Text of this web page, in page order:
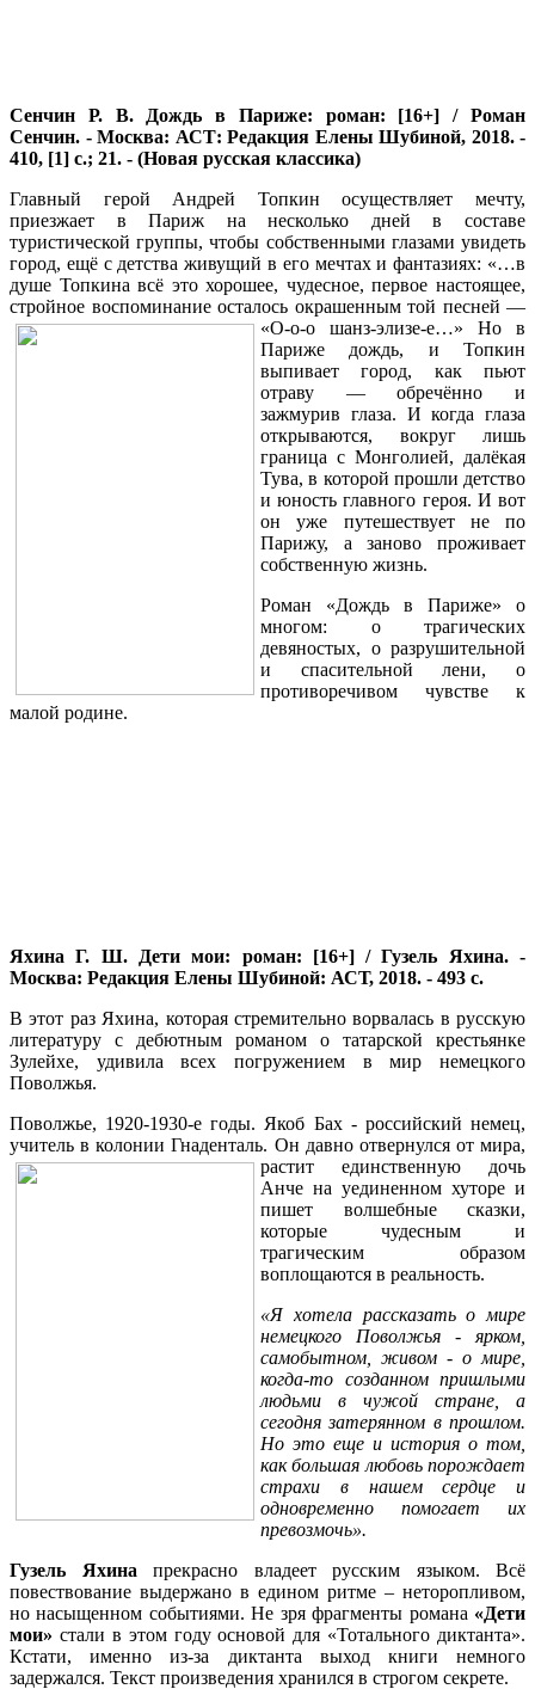
Сенчин Р. В. Дождь в Париже: роман: [16+] / Роман
Сенчин. - Москва: АСТ: Редакция Елены Шубиной, 2018. -
410, [1] с.; 21. - (Новая русская классика)
Главный герой Андрей Топкин осуществляет мечту,
приезжает в Париж на несколько дней в составе
туристической группы, чтобы собственными глазами увидеть
город, ещё с детства живущий в его мечтах и фантазиях: «…в
душе Топкина всё это хорошее, чудесное, первое настоящее,
стройное воспоминание осталось окрашенным той песней —
«О-о-о шанз-элизе-е…» Но в
Париже дождь, и Топкин
выпивает город, как пьют
отраву — обречённо и
зажмурив глаза. И когда глаза
открываются, вокруг лишь
граница с Монголией, далёкая
Тува, в которой прошли детство
и юность главного героя. И вот
он уже путешествует не по
Парижу, а заново проживает
собственную жизнь.
Роман «Дождь в Париже» о
многом: о трагических
девяностых, о разрушительной
и спасительной лени, о
противоречивом чувстве к
малой родине.
Яхина Г. Ш. Дети мои: роман: [16+] / Гузель Яхина. -
Москва: Редакция Елены Шубиной: АСТ, 2018. - 493 с.
В этот раз Яхина, которая стремительно ворвалась в русскую
литературу с дебютным романом о татарской крестьянке
Зулейхе, удивила всех погружением в мир немецкого
Поволжья.
Поволжье, 1920-1930-е годы. Якоб Бах - российский немец,
учитель в колонии Гнаденталь. Он давно отвернулся от мира,
растит единственную дочь
Анче на уединенном хуторе и
пишет волшебные сказки,
которые чудесным и
трагическим образом
воплощаются в реальность.
«Я хотела рассказать о мире
немецкого Поволжья - ярком,
самобытном, живом - о мире,
когда-то созданном пришлыми
людьми в чужой стране, а
сегодня затерянном в прошлом.
Но это еще и история о том,
как большая любовь порождает
страхи в нашем сердце и
одновременно помогает их
превозмочь».
Гузель Яхина прекрасно владеет русским языком. Всё
повествование выдержано в едином ритме – неторопливом,
но насыщенном событиями. Не зря фрагменты романа «Дети
мои» стали в этом году основой для «Тотального диктанта».
Кстати, именно из-за диктанта выход книги немного
задержался. Текст произведения хранился в строгом секрете.